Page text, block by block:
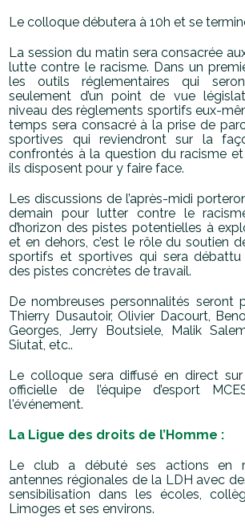
Le colloque débutera à 10h et se
La session du matin sera consacrée
lutte contre le racisme. Dans un
les outils réglementaires qui
seulement d’un point de vue
niveau des règlements sportifs eux-
temps sera consacré à la prise de
sportives qui
reviendront sur la
confrontés à la question du racisme
ils disposent pour y faire face.
Les discussions de l’après-midi
demain pour lutter contre le
d’horizon des pistes potentielles à
et en dehors, c’est le rôle du soutien
sportifs et sportives qui sera débattu
des pistes concrètes de travail.
De nombreuses personnalités seront
Thierry Dusautoir, Olivier Dacourt,
Georges, Jerry Boutsiele, Malik
Siutat, etc..
Le colloque sera diffusé en direct
officielle de l’équipe d’esport
l'événement.
La Ligue des droits de l’Homme :
Le club a débuté ses actions en
antennes régionales de la LDH avec
sensibilisation dans les écoles,
Limoges et ses environs.